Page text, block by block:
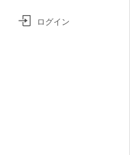
ログイン